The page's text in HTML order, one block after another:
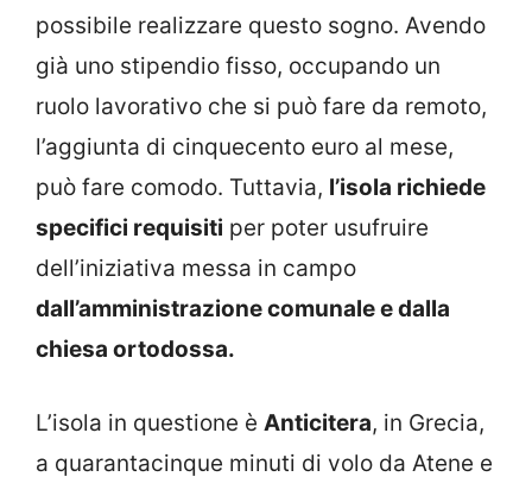
possibile realizzare questo sogno. Avendo
già uno stipendio fisso, occupando un
ruolo lavorativo che si può fare da remoto,
l’aggiunta di cinquecento euro al mese,
può fare comodo. Tuttavia, l’isola richiede
specifici requisiti per poter usufruire
dell’iniziativa messa in campo
dall’amministrazione comunale e dalla
chiesa ortodossa.
L’isola in questione è Anticitera, in Grecia,
a quarantacinque minuti di volo da Atene e